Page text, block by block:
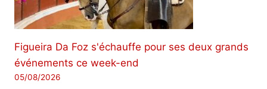
Figueira Da Foz s'échauffe pour ses deux grands
événements ce week-end
05/08/2026